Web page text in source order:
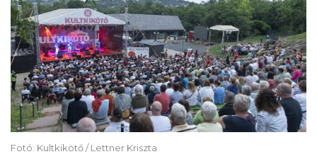
Fotó: Kultkikötő / Lettner Kriszta